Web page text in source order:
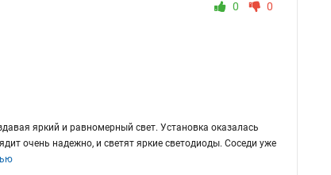
0 0
яркий и равномерный свет. Установка оказалась
очень надежно, и светят яркие светодиоды. Соседи уже